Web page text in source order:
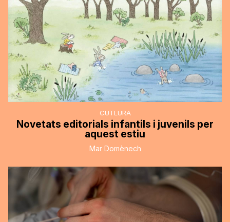
CUTLURA
Novetats editorials infantils i juvenils per
aquest estiu
Mar Domènech